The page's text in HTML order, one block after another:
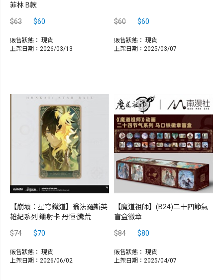
菲林 B款
$63 $60
販售狀態： 現貨
上架日期：2026/03/13
$60 $60
販售狀態： 現貨
上架日期：2025/03/07
【崩壞：星穹鐵道】翁法羅斯英
雄紀系列 鐳射卡 丹恒·騰荒
$74 $70
販售狀態： 現貨
上架日期：2026/06/02
【魔道祖師】(B24)二十四節氣
盲盒徽章
$84 $80
販售狀態： 現貨
上架日期：2025/04/07